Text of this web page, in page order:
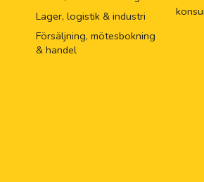
Lager, logistik & industri
Försäljning, mötesbokning
& handel